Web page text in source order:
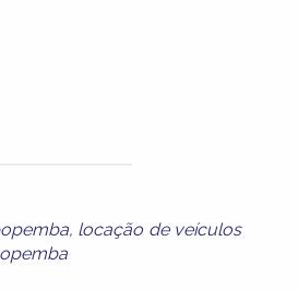
, locação de veículos